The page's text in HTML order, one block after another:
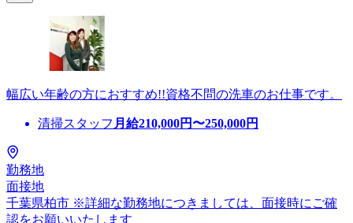
幅広い年齢の方におすすめ!!資格不問の洗車のお仕事です。
清掃スタッフ 月給210,000円〜250,000円
勤務地
面接地
千葉県柏市 ※詳細な勤務地につきましては、面接時にご確
認をお願いいたします